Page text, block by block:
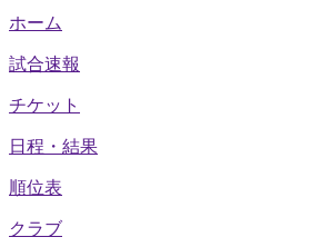
ホーム
試合速報
チケット
日程・結果
順位表
クラブ